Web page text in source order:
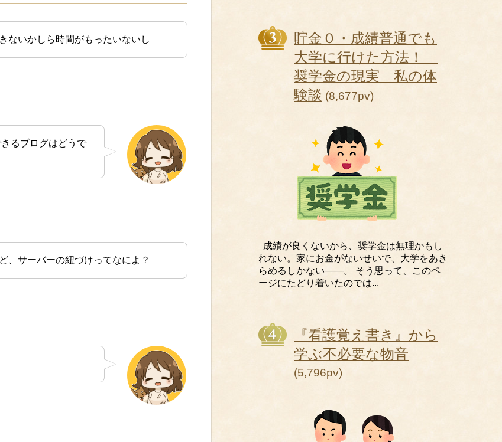
ないかしら時間がもったいないし
るブログはどうで
、サーバーの紐づけってなによ？
貯金０・成績普通でも
大学に行けた方法！
奨学金の現実 私の体
験談 (8,677pv)
成績が良くないから、奨学金は無理かもし
れない。家にお金がないせいで、大学をあき
らめるしかない――。 そう思って、このペ
ージにたどり着いたのでは...
『看護覚え書き』から
学ぶ不必要な物音
(5,796pv)